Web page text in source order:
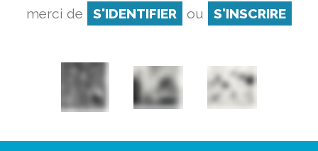
merci de
S'IDENTIFIER ou S'INSCRIRE